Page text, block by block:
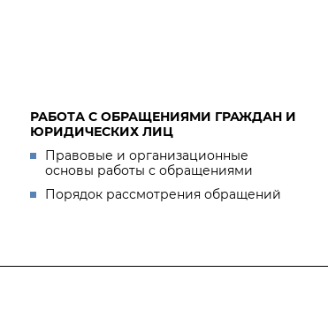
РАБОТА С ОБРАЩЕНИЯМИ ГРАЖДАН И
ЮРИДИЧЕСКИХ ЛИЦ
Правовые и организационные
основы работы с обращениями
Порядок рассмотрения обращений